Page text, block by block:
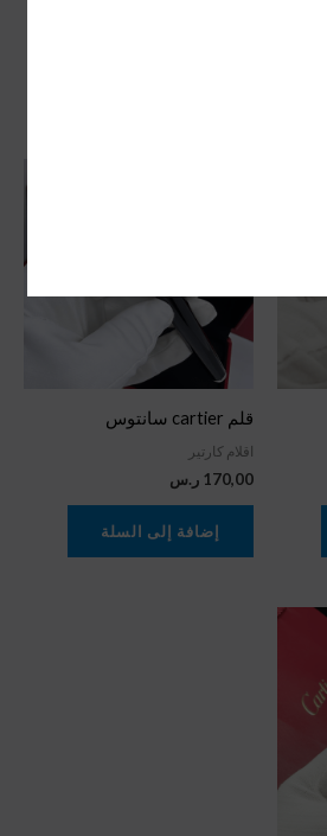
قلم cartier سانتوس
اقلام كارتير
170,00 ر.س
إضافة إلى السلة